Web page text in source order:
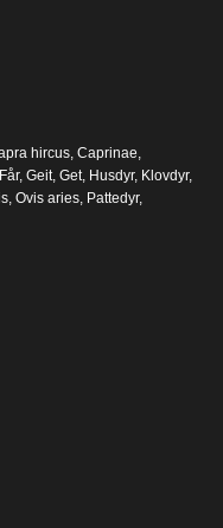
hircus Caprinae
Får, Geit Get Husdyr, Klovdyr,
Ovis aries Pattedyr,